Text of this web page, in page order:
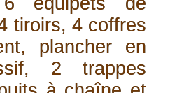
tiroirs, 4 coffres
plancher en
2 trappes